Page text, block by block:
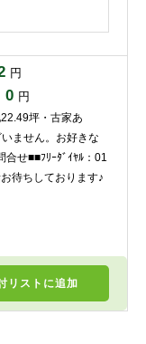
円
0 円
リスト に追加
坪・古家あ
ません。お好きな
せ■■ﾌﾘｰﾀﾞｲﾔﾙ：01
待ちしております♪